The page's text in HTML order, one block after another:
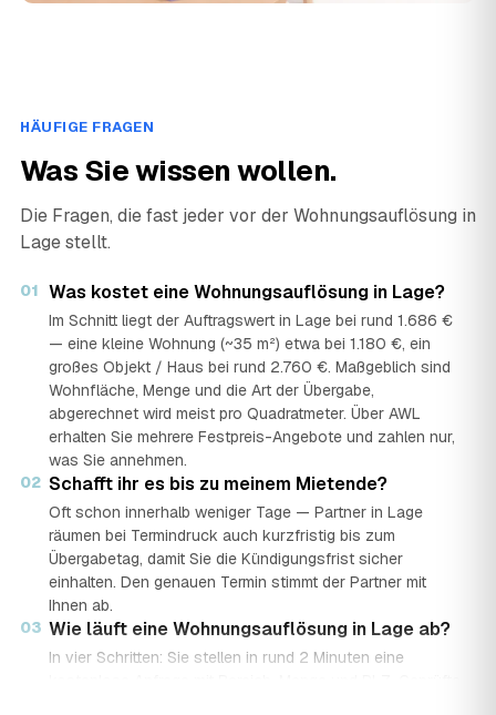
HÄUFIGE FRAGEN
Was Sie wissen wollen.
Die Fragen, die fast jeder vor der Wohnungsauflösung in
Lage stellt.
01 Was kostet eine Wohnungsauflösung in Lage?
Im Schnitt liegt der Auftragswert in Lage bei rund 1.686 €
— eine kleine Wohnung (~35 m²) etwa bei 1.180 €, ein
großes Objekt / Haus bei rund 2.760 €. Maßgeblich sind
Wohnfläche, Menge und die Art der Übergabe,
abgerechnet wird meist pro Quadratmeter. Über AWL
erhalten Sie mehrere Festpreis-Angebote und zahlen nur,
was Sie annehmen.
02 Schafft ihr es bis zu meinem Mietende?
Oft schon innerhalb weniger Tage — Partner in Lage
räumen bei Termindruck auch kurzfristig bis zum
Übergabetag, damit Sie die Kündigungsfrist sicher
einhalten. Den genauen Termin stimmt der Partner mit
Ihnen ab.
03 Wie läuft eine Wohnungsauflösung in Lage ab?
In vier Schritten: Sie stellen in rund 2 Minuten eine